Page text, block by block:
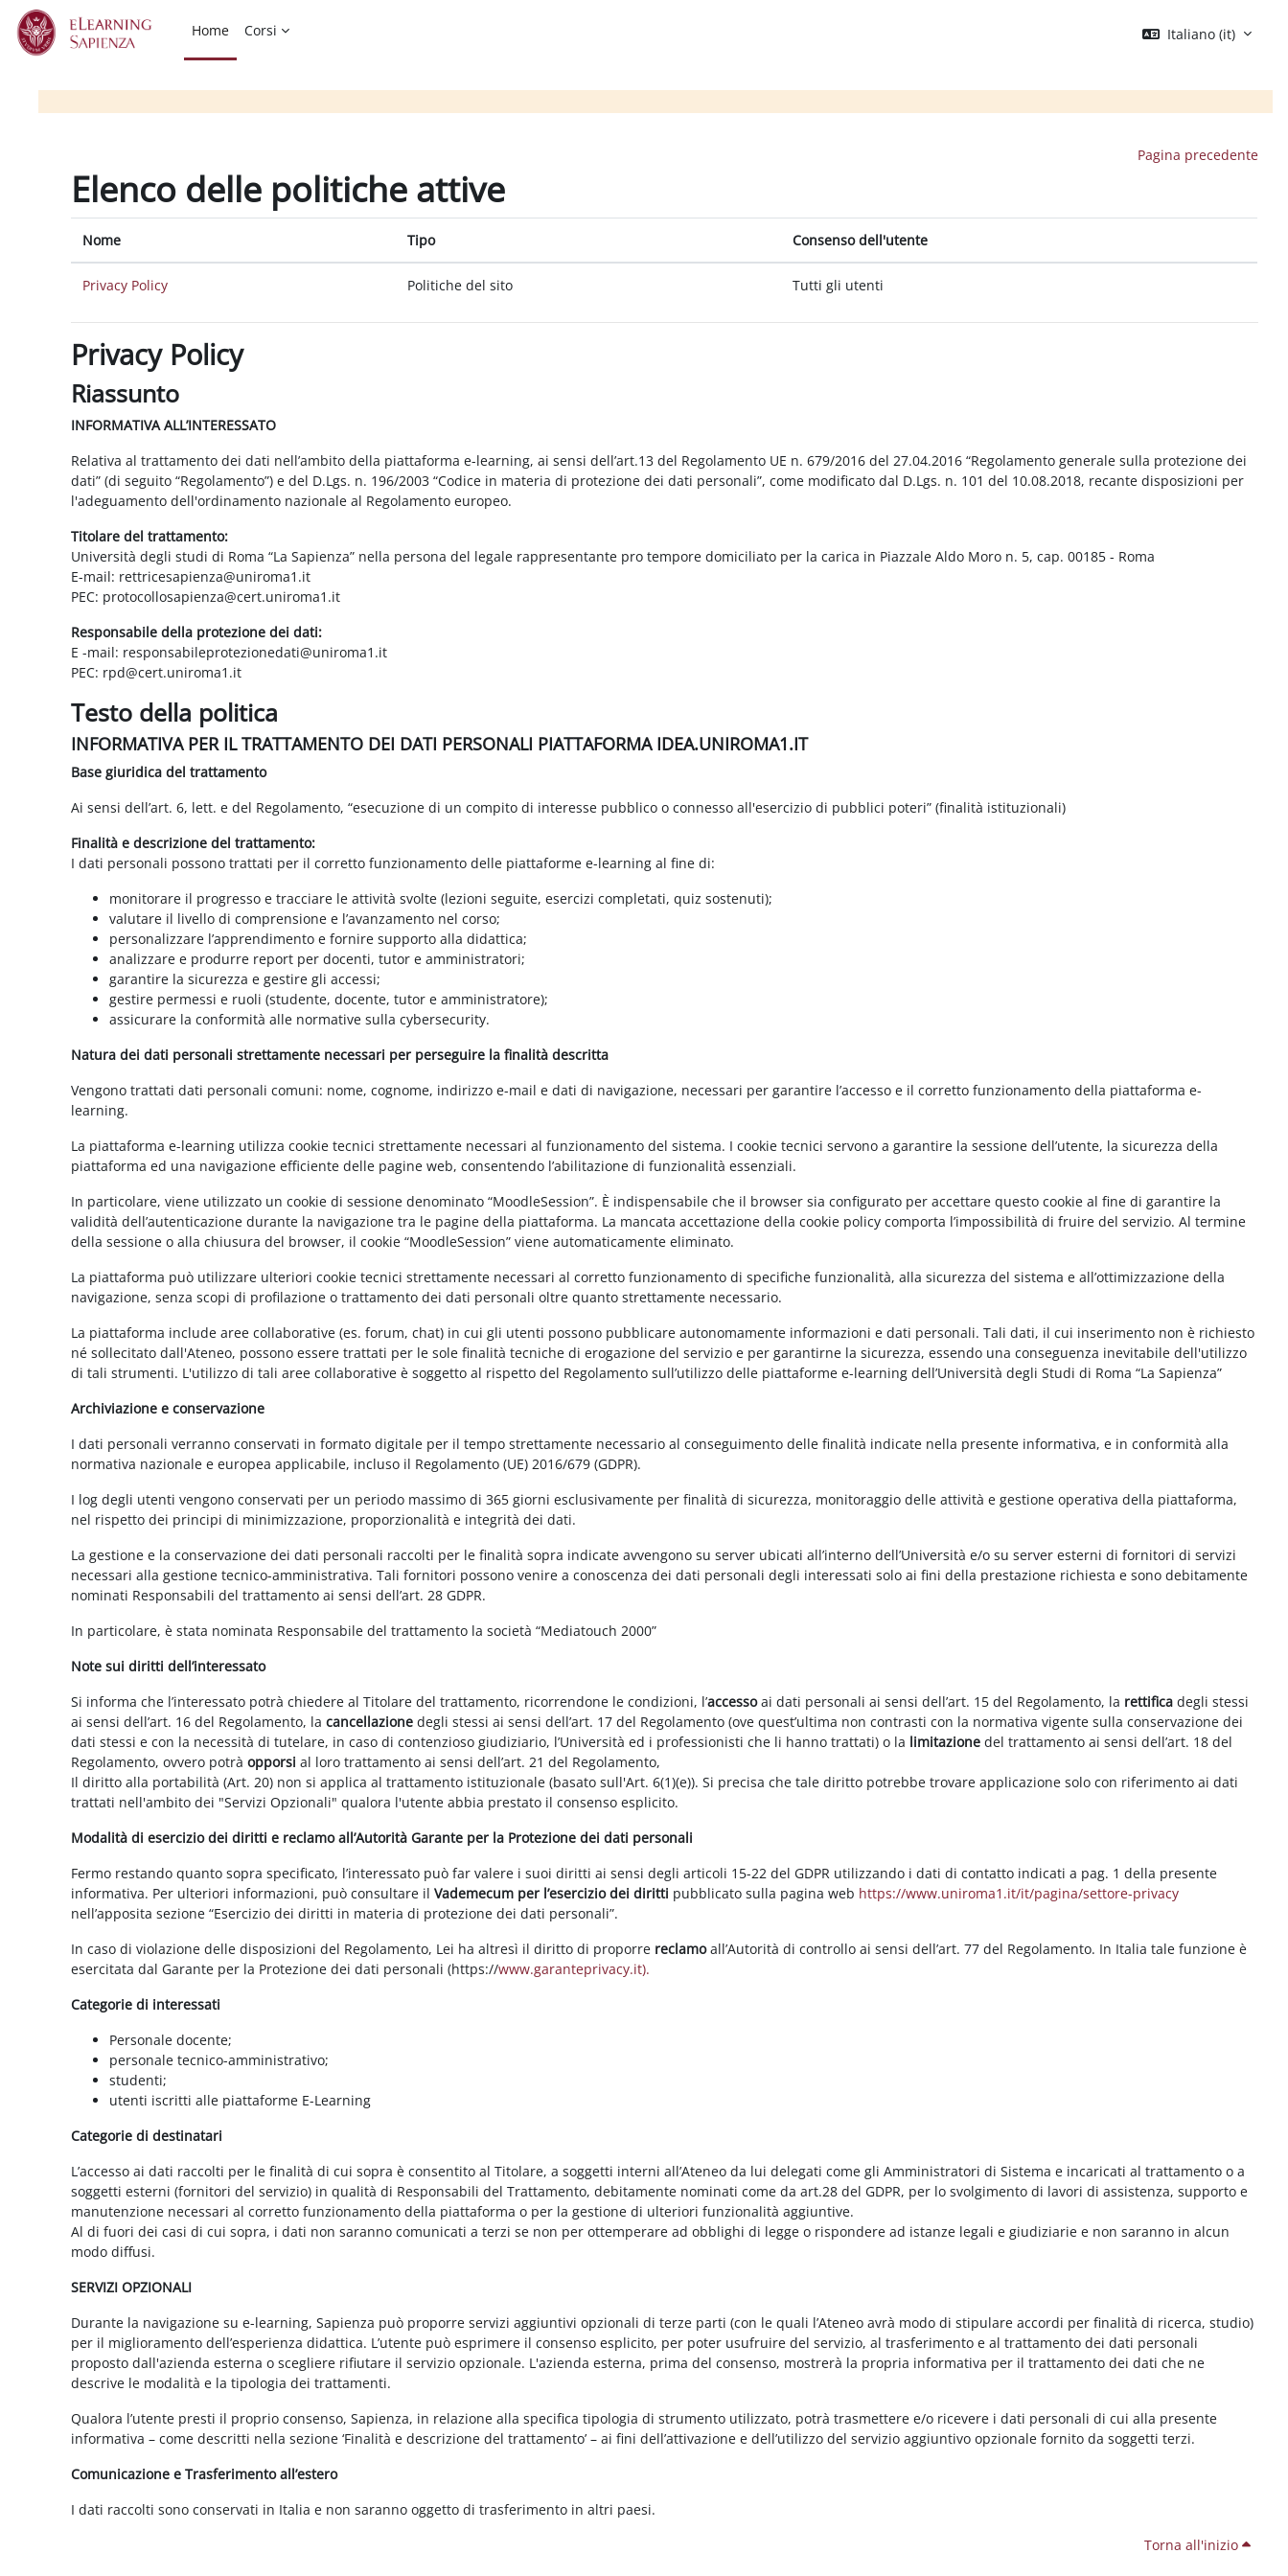
Vai al contenuto principale
Home
Corsi Italiano ‎(it)‎
Pagina precedente
Elenco delle politiche attive
Nome Tipo Consenso dell'utente
Privacy Policy Politiche del sito Tutti gli utenti
Privacy Policy
Riassunto
INFORMATIVA ALL’INTERESSATO
Relativa al trattamento dei dati nell’ambito della piattaforma e-learning, ai sensi dell’art.13 del Regolamento UE n. 679/2016 del 27.04.2016 “Regolamento generale sulla protezione dei
dati” (di seguito “Regolamento”) e del D.Lgs. n. 196/2003 “Codice in materia di protezione dei dati personali”, come modificato dal D.Lgs. n. 101 del 10.08.2018, recante disposizioni per
l'adeguamento dell'ordinamento nazionale al Regolamento europeo.
Titolare del trattamento:
Università degli studi di Roma “La Sapienza” nella persona del legale rappresentante pro tempore domiciliato per la carica in Piazzale Aldo Moro n. 5, cap. 00185 - Roma
E-mail: rettricesapienza@uniroma1.it
PEC: protocollosapienza@cert.uniroma1.it
Responsabile della protezione dei dati:
E -mail: responsabileprotezionedati@uniroma1.it
PEC: rpd@cert.uniroma1.it
Testo della politica
INFORMATIVA PER IL TRATTAMENTO DEI DATI PERSONALI PIATTAFORMA IDEA.UNIROMA1.IT
Base giuridica del trattamento
Ai sensi dell’art. 6, lett. e del Regolamento, “esecuzione di un compito di interesse pubblico o connesso all'esercizio di pubblici poteri” (finalità istituzionali)
Finalità e descrizione del trattamento:
I dati personali possono trattati per il corretto funzionamento delle piattaforme e-learning al fine di:
monitorare il progresso e tracciare le attività svolte (lezioni seguite, esercizi completati, quiz sostenuti);
valutare il livello di comprensione e l’avanzamento nel corso;
personalizzare l’apprendimento e fornire supporto alla didattica;
analizzare e produrre report per docenti, tutor e amministratori;
garantire la sicurezza e gestire gli accessi;
gestire permessi e ruoli (studente, docente, tutor e amministratore);
assicurare la conformità alle normative sulla cybersecurity.
Natura dei dati personali strettamente necessari per perseguire la finalità descritta
Vengono trattati dati personali comuni: nome, cognome, indirizzo e-mail e dati di navigazione, necessari per garantire l’accesso e il corretto funzionamento della piattaforma e-
learning.
La piattaforma e-learning utilizza cookie tecnici strettamente necessari al funzionamento del sistema. I cookie tecnici servono a garantire la sessione dell’utente, la sicurezza della
piattaforma ed una navigazione efficiente delle pagine web, consentendo l’abilitazione di funzionalità essenziali.
In particolare, viene utilizzato un cookie di sessione denominato “MoodleSession”. È indispensabile che il browser sia configurato per accettare questo cookie al fine di garantire la
validità dell’autenticazione durante la navigazione tra le pagine della piattaforma. La mancata accettazione della cookie policy comporta l’impossibilità di fruire del servizio. Al termine
della sessione o alla chiusura del browser, il cookie “MoodleSession” viene automaticamente eliminato.
La piattaforma può utilizzare ulteriori cookie tecnici strettamente necessari al corretto funzionamento di specifiche funzionalità, alla sicurezza del sistema e all’ottimizzazione della
navigazione, senza scopi di profilazione o trattamento dei dati personali oltre quanto strettamente necessario.
La piattaforma include aree collaborative (es. forum, chat) in cui gli utenti possono pubblicare autonomamente informazioni e dati personali. Tali dati, il cui inserimento non è richiesto
né sollecitato dall'Ateneo, possono essere trattati per le sole finalità tecniche di erogazione del servizio e per garantirne la sicurezza, essendo una conseguenza inevitabile dell'utilizzo
di tali strumenti. L'utilizzo di tali aree collaborative è soggetto al rispetto del Regolamento sull’utilizzo delle piattaforme e-learning dell’Università degli Studi di Roma “La Sapienza”
Archiviazione e conservazione
I dati personali verranno conservati in formato digitale per il tempo strettamente necessario al conseguimento delle finalità indicate nella presente informativa, e in conformità alla
normativa nazionale e europea applicabile, incluso il Regolamento (UE) 2016/679 (GDPR).
I log degli utenti vengono conservati per un periodo massimo di 365 giorni esclusivamente per finalità di sicurezza, monitoraggio delle attività e gestione operativa della piattaforma,
nel rispetto dei principi di minimizzazione, proporzionalità e integrità dei dati.
La gestione e la conservazione dei dati personali raccolti per le finalità sopra indicate avvengono su server ubicati all’interno dell’Università e/o su server esterni di fornitori di servizi
necessari alla gestione tecnico-amministrativa. Tali fornitori possono venire a conoscenza dei dati personali degli interessati solo ai fini della prestazione richiesta e sono debitamente
nominati Responsabili del trattamento ai sensi dell’art. 28 GDPR.
In particolare, è stata nominata Responsabile del trattamento la società “Mediatouch 2000”
Note sui diritti dell’interessato
Si informa che l’interessato potrà chiedere al Titolare del trattamento, ricorrendone le condizioni, l’accessoai dati personali ai sensi dell’art. 15 del Regolamento, la rettificadegli stessi
ai sensi dell’art. 16 del Regolamento, lacancellazione degli stessi ai sensi dell’art. 17 del Regolamento (ove quest’ultima non contrasti con la normativa vigente sulla conservazione dei
dati stessi e con la necessità di tutelare, in caso di contenzioso giudiziario, l’Università ed i professionisti che li hanno trattati) o la limitazione del trattamento ai sensi dell’art. 18 del
Regolamento, ovvero potràopporsi al loro trattamento ai sensi dell’art. 21 del Regolamento,
Il diritto alla portabilità (Art. 20) non si applica al trattamento istituzionale (basato sull'Art. 6(1)(e)). Si precisa che tale diritto potrebbe trovare applicazione solo con riferimento ai dati
trattati nell'ambito dei "Servizi Opzionali" qualora l'utente abbia prestato il consenso esplicito.
Modalità di esercizio dei diritti e reclamo all’Autorità Garante per la Protezione dei dati personali
Fermo restando quanto sopra specificato, l’interessato può far valere i suoi diritti ai sensi degli articoli 15-22 del GDPR utilizzando i dati di contatto indicati a pag. 1 della presente
informativa. Per ulteriori informazioni, può consultare ilVademecum per l’esercizio dei diritti pubblicato sulla pagina web https://www.uniroma1.it/it/pagina/settore-privacy
nell’apposita sezione “Esercizio dei diritti in materia di protezione dei dati personali”.
In caso di violazione delle disposizioni del Regolamento, Lei ha altresì il diritto di proporre reclamoall’Autorità di controllo ai sensi dell’art. 77 del Regolamento. In Italia tale funzione è
esercitata dal Garante per la Protezione dei dati personali (https://www.garanteprivacy.it).
Categorie di interessati
Personale docente;
personale tecnico-amministrativo;
studenti;
utenti iscritti alle piattaforme E-Learning
Categorie di destinatari
L’accesso ai dati raccolti per le finalità di cui sopra è consentito al Titolare, a soggetti interni all’Ateneo da lui delegati come gli Amministratori di Sistema e incaricati al trattamento o a
soggetti esterni (fornitori del servizio) in qualità di Responsabili del Trattamento, debitamente nominati come da art.28 del GDPR, per lo svolgimento di lavori di assistenza, supporto e
manutenzione necessari al corretto funzionamento della piattaforma o per la gestione di ulteriori funzionalità aggiuntive.
Al di fuori dei casi di cui sopra, i dati non saranno comunicati a terzi se non per ottemperare ad obblighi di legge o rispondere ad istanze legali e giudiziarie e non saranno in alcun
modo diffusi.
SERVIZI OPZIONALI
Durante la navigazione su e-learning, Sapienza può proporre servizi aggiuntivi opzionali di terze parti (con le quali l’Ateneo avrà modo di stipulare accordi per finalità di ricerca, studio)
per il miglioramento dell’esperienza didattica. L’utente può esprimere il consenso esplicito, per poter usufruire del servizio, al trasferimento e al trattamento dei dati personali
proposto dall'azienda esterna o scegliere rifiutare il servizio opzionale. L'azienda esterna, prima del consenso, mostrerà la propria informativa per il trattamento dei dati che ne
descrive le modalità e la tipologia dei trattamenti.
Qualora l’utente presti il proprio consenso, Sapienza, in relazione alla specifica tipologia di strumento utilizzato, potrà trasmettere e/o ricevere i dati personali di cui alla presente
informativa – come descritti nella sezione ‘Finalità e descrizione del trattamento’ – ai fini dell’attivazione e dell’utilizzo del servizio aggiuntivo opzionale fornito da soggetti terzi.
Comunicazione e Trasferimento all’estero
I dati raccolti sono conservati in Italia e non saranno oggetto di trasferimento in altri paesi.
Torna all'inizio